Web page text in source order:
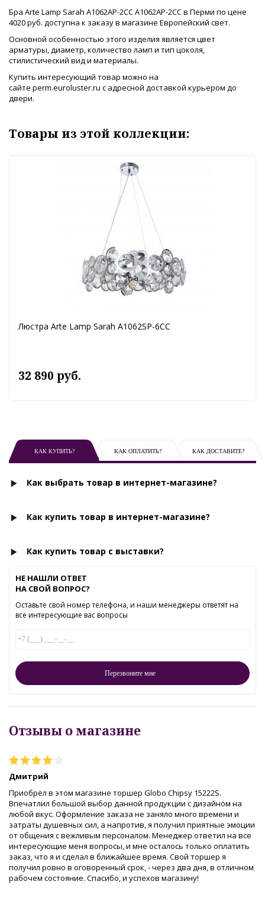
Бра Arte Lamp Sarah A1062AP-2CC A1062AP-2CC в Перми по цене
4020 руб. доступна к заказу в магазине Европейский свет.
Основной особенностью этого изделия является цвет
арматуры, диаметр, количество ламп и тип цоколя,
стилистический вид и материалы.
Купить интересующий товар можно на
сайте perm.euroluster.ru с адресной доставкой курьером до
двери.
Товары из этой коллекции:
Люстра Arte Lamp Sarah A1062SP-6CC
32 890 руб.
КАК КУПИТЬ? КАК ОПЛАТИТЬ? КАК ДОСТАВИТЕ?
Как выбрать товар в интернет-магазине?
Как купить товар в интернет-магазине?
Как купить товар с выставки?
НЕ НАШЛИ ОТВЕТ
НА СВОЙ ВОПРОС?
Оставьте свой номер телефона, и наши менеджеры ответят на
все интересующие вас вопросы
Отзывы о магазине
Дмитрий
Приобрёл в этом магазине торшер Globo Chipsy 15222S.
Впечатлил большой выбор данной продукции с дизайном на
любой вкус. Оформление заказа не заняло много времени и
затраты душевных сил, а напротив, я получил приятные эмоции
от общения с вежливым персоналом. Менеджер ответил на все
интересующие меня вопросы, и мне осталось только оплатить
заказ, что я и сделал в ближайшее время. Свой торшер я
получил ровно в оговоренный срок, - через два дня, в отличном
рабочем состояние. Спасибо, и успехов магазину!